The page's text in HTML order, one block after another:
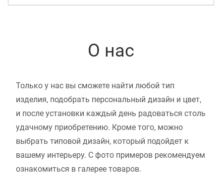
О нас
Только у нас вы сможете найти любой тип
изделия, подобрать персональный дизайн и цвет,
и после установки каждый день радоваться столь
удачному приобретению. Кроме того, можно
выбрать типовой дизайн, который подойдет к
вашему интерьеру. С фото примеров рекомендуем
ознакомиться в галерее товаров.